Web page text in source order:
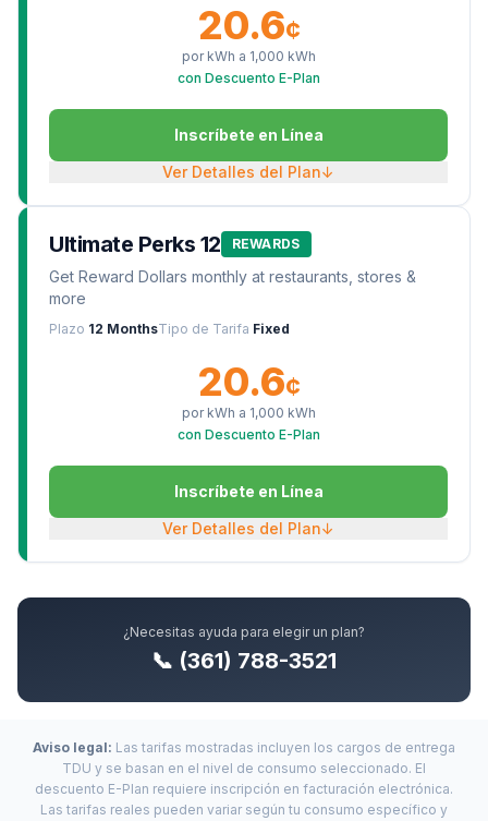
20.6¢
por kWh a 1,000 kWh
con Descuento E-Plan
Inscríbete en Línea
Ver Detalles del Plan↓
Ultimate Perks 12 REWARDS
Get Reward Dollars monthly at restaurants, stores &
more
Plazo 12 MonthsTipo de Tarifa Fixed
20.6¢
por kWh a 1,000 kWh
con Descuento E-Plan
Inscríbete en Línea
Ver Detalles del Plan↓
¿Necesitas ayuda para elegir un plan?
📞 (361) 788-3521
Aviso legal: Las tarifas mostradas incluyen los cargos de entrega
TDU y se basan en el nivel de consumo seleccionado. El
descuento E-Plan requiere inscripción en facturación electrónica.
Las tarifas reales pueden variar según tu consumo específico y